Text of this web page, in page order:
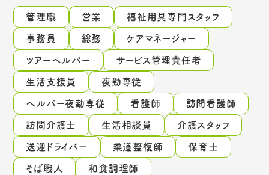
管理職 営業
福祉用具専門スタッフ
事務員
総務
ケアマネージャー
ツアーヘルパー
サービス管理責任者
生活支援員
夜勤専従
ヘルパー夜勤専従
看護師
訪問看護師
訪問介護士
生活相談員
介護スタッフ
送迎ドライバー
柔道整復師
保育士
そば職人
和食調理師